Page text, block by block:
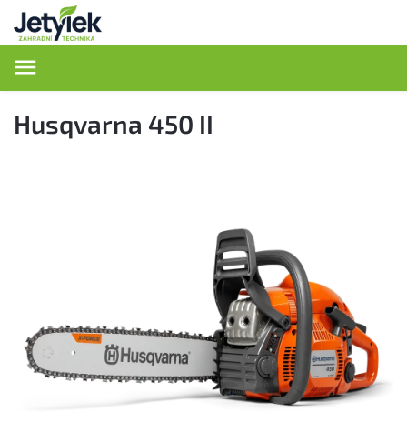
Husqvarna 450 II